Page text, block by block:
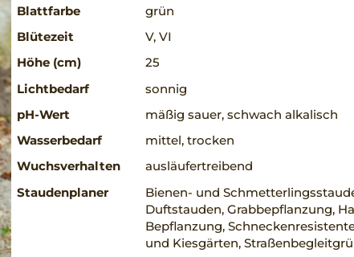
Blattfarbe
grün
Blütezeit
V, VI
Höhe (cm)
25
Lichtbedarf
sonnig
pH-Wert
mäßig sauer, schwach alkalisch
Wasserbedarf
mittel, trocken
Wuchsverhalten
ausläufertreibend
Staudenplaner
Bienen- und
Duftstauden, Grabbepflanzung,
Bepflanzung,
und Kiesgärten,